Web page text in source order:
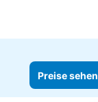
Preise sehen